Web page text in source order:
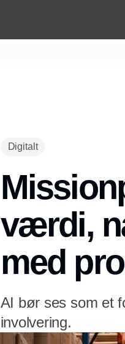
Digitalt
værdi,
med
AI bør ses som et
involvering.